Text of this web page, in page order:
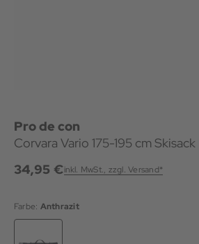
Pro de con
Corvara Vario 175-195 cm Skisack
34,95 €inkl. MwSt., zzgl. Versand*
Farbe: Anthrazit